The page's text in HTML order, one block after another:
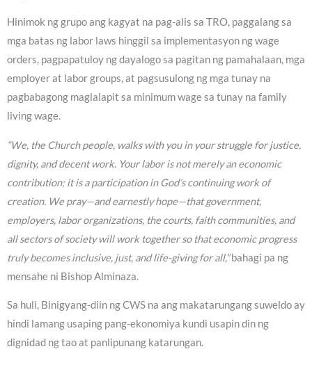
Hinimok ng grupo ang kagyat na pag-alis sa TRO, paggalang sa
mga batas ng labor laws hinggil sa implementasyon ng wage
orders, pagpapatuloy ng dayalogo sa pagitan ng pamahalaan, mga
employer at labor groups, at pagsusulong ng mga tunay na
pagbabagong maglalapit sa minimum wage sa tunay na family
living wage.
“We, the Church people, walks with you in your struggle for justice,
dignity, and decent work. Your labor is not merely an economic
contribution; it is a participation in God’s continuing work of
creation. We pray—and earnestly hope—that government,
employers, labor organizations, the courts, faith communities, and
all sectors of society will work together so that economic progress
truly becomes inclusive, just, and life-giving for all,”bahagi pa ng
mensahe ni Bishop Alminaza.
Sa huli, Binigyang-diin ng CWS na ang makatarungang suweldo ay
hindi lamang usaping pang-ekonomiya kundi usapin din ng
dignidad ng tao at panlipunang katarungan.